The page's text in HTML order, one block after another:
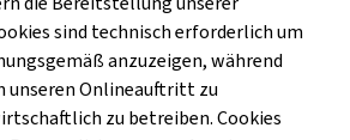
GmbH ist ein
für die europäischen
sind technisch erforderlich um
anzuzeigen, während
unseren Onlineauftritt zu
zu betreiben. Cookies